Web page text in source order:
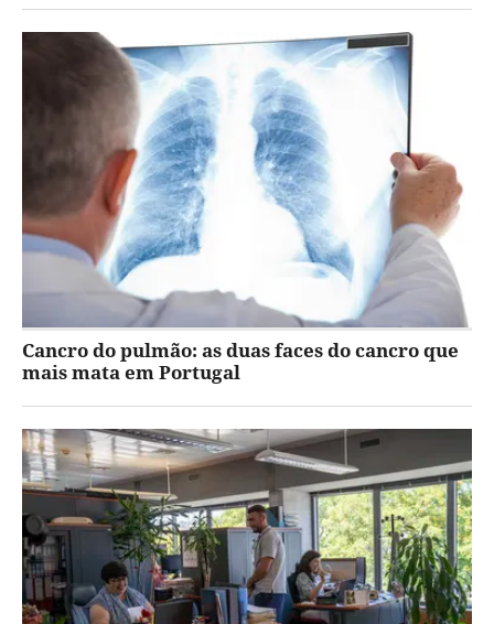
Cancro do pulmão: as duas faces do cancro que
mais mata em Portugal